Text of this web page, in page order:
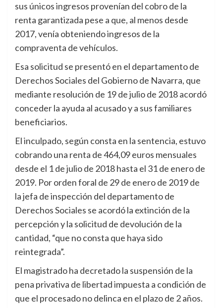
sus únicos ingresos provenían del cobro de la
renta garantizada pese a que, al menos desde
2017, venía obteniendo ingresos de la
compraventa de vehículos.
Esa solicitud se presentó en el departamento de
Derechos Sociales del Gobierno de Navarra, que
mediante resolución de 19 de julio de 2018 acordó
conceder la ayuda al acusado y a sus familiares
beneficiarios.
El inculpado, según consta en la sentencia, estuvo
cobrando una renta de 464,09 euros mensuales
desde el 1 de julio de 2018 hasta el 31 de enero de
2019. Por orden foral de 29 de enero de 2019 de
la jefa de inspección del departamento de
Derechos Sociales se acordó la extinción de la
percepción y la solicitud de devolución de la
cantidad, “que no consta que haya sido
reintegrada”.
El magistrado ha decretado la suspensión de la
pena privativa de libertad impuesta a condición de
que el procesado no delinca en el plazo de 2 años.